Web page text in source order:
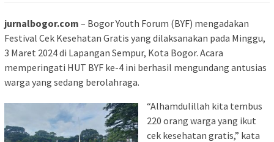
jurnalbogor.com – Bogor Youth Forum (BYF) mengadakan
Festival Cek Kesehatan Gratis yang dilaksanakan pada Minggu,
3 Maret 2024 di Lapangan Sempur, Kota Bogor. Acara
memperingati HUT BYF ke-4 ini berhasil mengundang antusias
warga yang sedang berolahraga.
“Alhamdulillah kita tembus
220 orang warga yang ikut
cek kesehatan gratis,” kata